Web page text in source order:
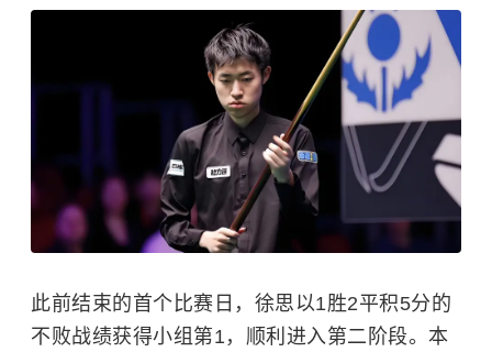
此前结束的首个比赛日，徐思以1胜2平积5分的
不败战绩获得小组第1，顺利进入第二阶段。本